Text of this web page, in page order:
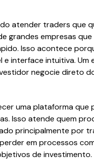
atender traders que
grandes empresas
Isso acontece
interface intuitiva.
negocie direto
uma plataforma
Isso atende quem
principalmente por
em processos
de investimento.